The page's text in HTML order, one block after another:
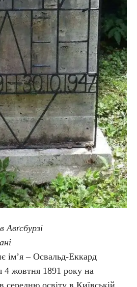
ім’я – Освальд-Еккард
4 жовтня 1891 року на
освіту в Київській